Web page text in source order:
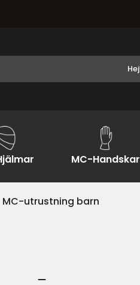
MC-Handskar
MC-utrustning barn